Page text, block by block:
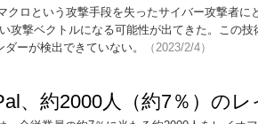
クロという攻撃手段を失ったサイバー攻撃者に
攻撃ベクトルになる可能性が出てきた。この
ーが検出できていない。
（2023/2/4）
、約2000人（約7％）の